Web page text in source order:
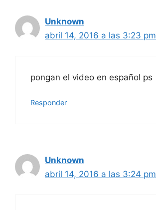
Unknown
abril 14, 2016 a las 3:23 pm
pongan el video en español ps
Responder
Unknown
abril 14, 2016 a las 3:24 pm